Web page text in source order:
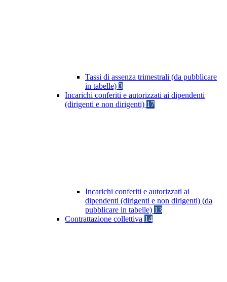
Tassi di assenza trimestrali (da pubblicare
in tabelle) 3
Incarichi conferiti e autorizzati ai dipendenti
(dirigenti e non dirigenti) 17
Incarichi conferiti e autorizzati ai
dipendenti (dirigenti e non dirigenti) (da
pubblicare in tabelle) 13
Contrattazione collettiva 14